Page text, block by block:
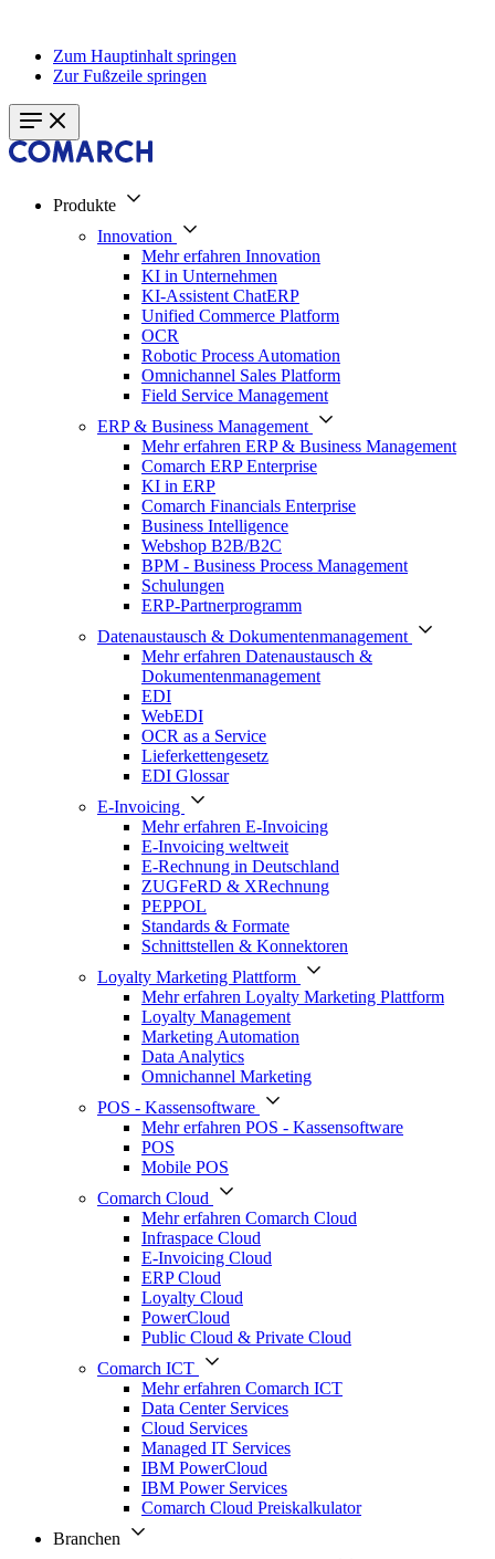
Zum Hauptinhalt springen
Zur Fußzeile springen
Produkte
Innovation
Mehr erfahren Innovation
KI in Unternehmen
KI-Assistent ChatERP
Unified Commerce Platform
OCR
Robotic Process Automation
Omnichannel Sales Platform
Field Service Management
ERP & Business Management
Mehr erfahren ERP & Business Management
Comarch ERP Enterprise
KI in ERP
Comarch Financials Enterprise
Business Intelligence
Webshop B2B/B2C
BPM - Business Process Management
Schulungen
ERP-Partnerprogramm
Datenaustausch & Dokumentenmanagement
Mehr erfahren Datenaustausch &
Dokumentenmanagement
EDI
WebEDI
OCR as a Service
Lieferkettengesetz
EDI Glossar
E-Invoicing
Mehr erfahren E-Invoicing
E-Invoicing weltweit
E-Rechnung in Deutschland
ZUGFeRD & XRechnung
PEPPOL
Standards & Formate
Schnittstellen & Konnektoren
Loyalty Marketing Plattform
Mehr erfahren Loyalty Marketing Plattform
Loyalty Management
Marketing Automation
Data Analytics
Omnichannel Marketing
POS - Kassensoftware
Mehr erfahren POS - Kassensoftware
POS
Mobile POS
Comarch Cloud
Mehr erfahren Comarch Cloud
Infraspace Cloud
E-Invoicing Cloud
ERP Cloud
Loyalty Cloud
PowerCloud
Public Cloud & Private Cloud
Comarch ICT
Mehr erfahren Comarch ICT
Data Center Services
Cloud Services
Managed IT Services
IBM PowerCloud
IBM Power Services
Comarch Cloud Preiskalkulator
Branchen